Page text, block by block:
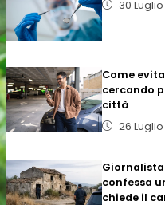
30
Come
cercando
città
26
confessa
chiede il